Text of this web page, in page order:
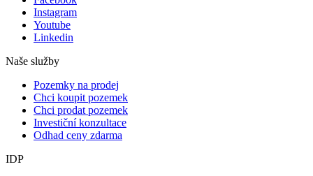
Instagram
Youtube
Linkedin
Naše služby
Pozemky na prodej
Chci koupit pozemek
Chci prodat pozemek
Investiční konzultace
Odhad ceny zdarma
IDP